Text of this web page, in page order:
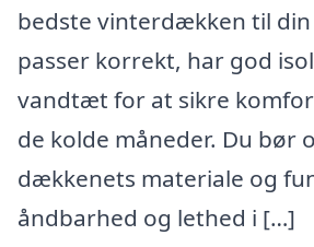
bedste vinterdækken til
passer korrekt, har god
vandtæt for at sikre
de kolde måneder. Du bør
dækkenets materiale og
åndbarhed og lethed i […]